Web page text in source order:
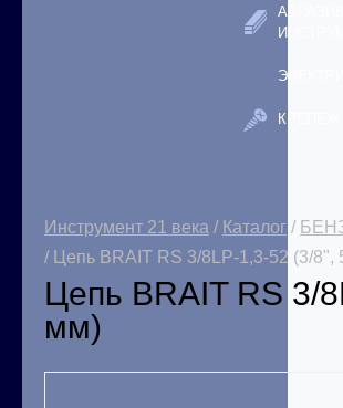
КРЕПЕЖ
Инструмент 21 века / Каталог /
/ Цепь BRAIT RS 3/8LP-1,3-52 (3/8",
Цепь BRAIT RS 3/
мм)